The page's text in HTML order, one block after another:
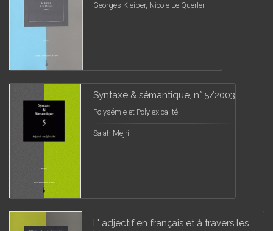
Georges Kleiber, Nicole Le Querler
Syntaxe & sémantique, n° 5/2003
Polysémie et Polylexicalité
Salah Mejri
L' adjectif en français et à travers les